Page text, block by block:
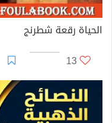
الحياة رقعة شطرنج
13